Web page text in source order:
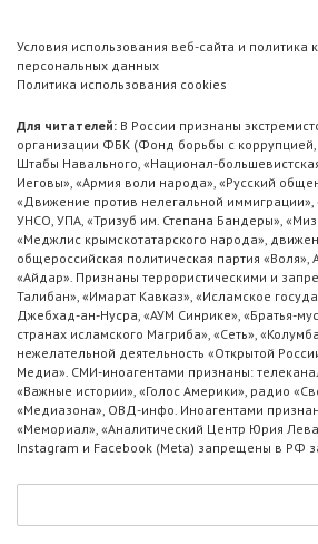
Условия использования веб-сайта и политика
персональных данных
Политика использования cookies
Для читателей: В России признаны
организации ФБК (Фонд борьбы с коррупцией,
Штабы Навального, «Национал-
Иеговы», «Армия воли народа», «Русский
«Движение против нелегальной иммиграции»,
УНСО, УПА, «Тризуб им. Степана Бандеры»,
«Меджлис крымскотатарского народа»,
общероссийская политическая партия «Воля»,
«Айдар». Признаны террористическими и
Талибан», «Имарат Кавказ», «Исламское
Джебхад-ан-Нусра, «АУМ Синрике», «Братья-
странах исламского Магриба», «Сеть»,
нежелательной деятельность «Открытой
Медиа». СМИ-иноагентами признаны:
«Важные истории», «Голос Америки», радио
«Медиазона», ОВД-инфо. Иноагентами
«Мемориал», «Аналитический Центр Юрия
Instagram и Facebook (Metа) запрещены в РФ